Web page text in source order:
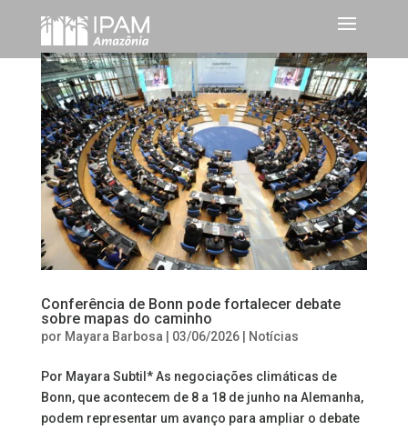
Conferência de Bonn pode fortalecer debate
sobre mapas do caminho
por Mayara Barbosa 03/06/2026| Notícias
Por Mayara Subtil* As negociações climáticas de
Bonn, que acontecem de 8 a 18 de junho na Alemanha,
podem representar um avanço para ampliar o debate